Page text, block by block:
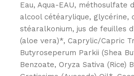
Eau, Aqua-EAU, méthosulfate
alcool cétéarylique, glycérine,
stéaralkonium, jus de feuilles
(aloe vera)*, Caprylic/Capric
Butyroseperum Parkii (Shea
Benzoate, Oryza Sativa (Rice)